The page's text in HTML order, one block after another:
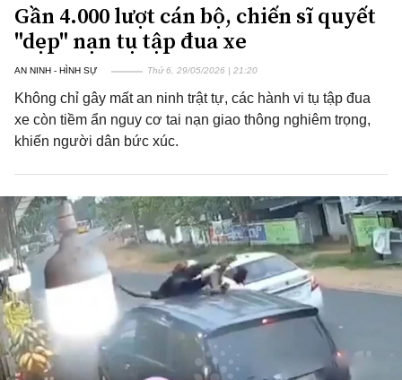
Gần 4.000 lượt cán bộ, chiến sĩ quyết
"dẹp" nạn tụ tập đua xe
AN NINH - HÌNH SỰ Thứ 6, 29/05/2026 | 21:20
Không chỉ gây mất an ninh trật tự, các hành vi tụ tập đua
xe còn tiềm ẩn nguy cơ tai nạn giao thông nghiêm trọng,
khiến người dân bức xúc.